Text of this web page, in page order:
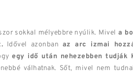
sokkal mélyebbre nyúlik. Mivel a
Idővel azonban az arc izmai
egy idő után nehezebben tudják
válhatnak. Sőt, mivel nem